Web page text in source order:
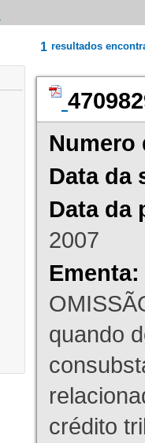
1 resultados
Numero
Data da
Data da
2007
Ementa:
quando
crédito